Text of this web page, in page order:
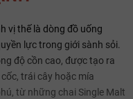
vị thế là dòng đồ uống
lực trong giới sành sỏi.
độ cồn cao, được tạo ra
trái cây hoặc mía
từ những chai Single Malt